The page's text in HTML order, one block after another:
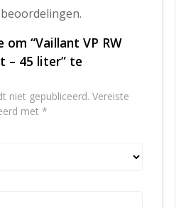
om “Vaillant VP RW
– 45 liter” te
niet gepubliceerd. Vereiste
met *